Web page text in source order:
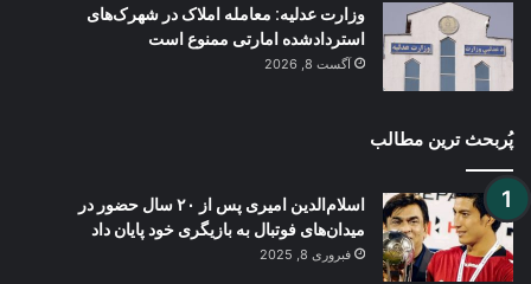
وزارت عدلیه: معامله املاک در شهرک‌های
استردادشده امارتی ممنوع است
آگست 8, 2026
پُربحث ترین مطالب
اسلام‌الدین امیری پس از ۲۰ سال حضور در
میدان‌های فوتبال به بازیگری خود پایان داد
فبروری 8, 2025